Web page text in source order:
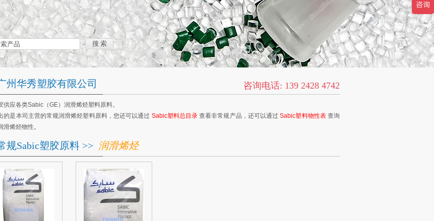
州华秀塑胶有限公司 咨询电话: 139 2428 4742
供应各类Sabic（GE）润滑烯烃塑料原料。
的是本司主营的常规润滑烯烃塑料原料，您还可以通过 Sabic塑料总目录 查看非常规产品，还可以通过Sabic塑料物性表查询
滑烯烃物性。
规Sabic塑胶原料 >> 润滑烯烃